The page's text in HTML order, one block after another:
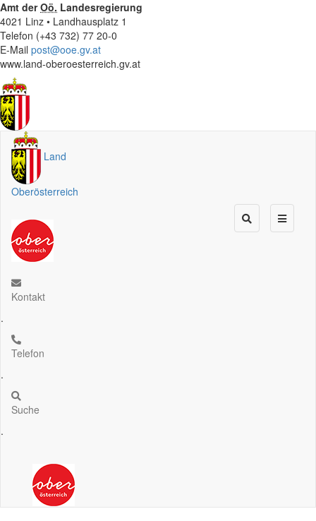
Amt derOö. Landesregierung
4021 Linz • Landhausplatz 1
Telefon (+43 732) 77 20-0
E-Mail post@ooe.gv.at
www.land-oberoesterreich.gv.at
Land
Oberösterreich
Kontakt
.
Telefon
.
Suche
.